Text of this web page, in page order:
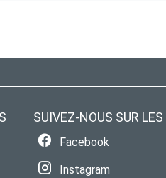
SUIVEZ-NOUS SUR
Facebook
Instagram